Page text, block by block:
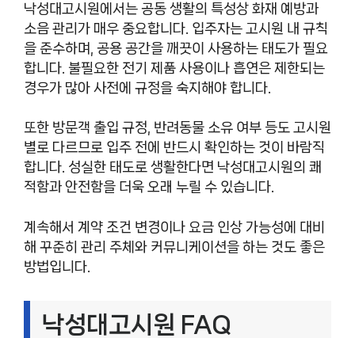
낙성대고시원에서는 공동 생활의 특성상 화재 예방과
소음 관리가 매우 중요합니다. 입주자는 고시원 내 규칙
을 준수하며, 공용 공간을 깨끗이 사용하는 태도가 필요
합니다. 불필요한 전기 제품 사용이나 흡연은 제한되는
경우가 많아 사전에 규정을 숙지해야 합니다.
또한 방문객 출입 규정, 반려동물 소유 여부 등도 고시원
별로 다르므로 입주 전에 반드시 확인하는 것이 바람직
합니다. 성실한 태도로 생활한다면 낙성대고시원의 쾌
적함과 안전함을 더욱 오래 누릴 수 있습니다.
계속해서 계약 조건 변경이나 요금 인상 가능성에 대비
해 꾸준히 관리 주체와 커뮤니케이션을 하는 것도 좋은
방법입니다.
낙성대고시원 FAQ